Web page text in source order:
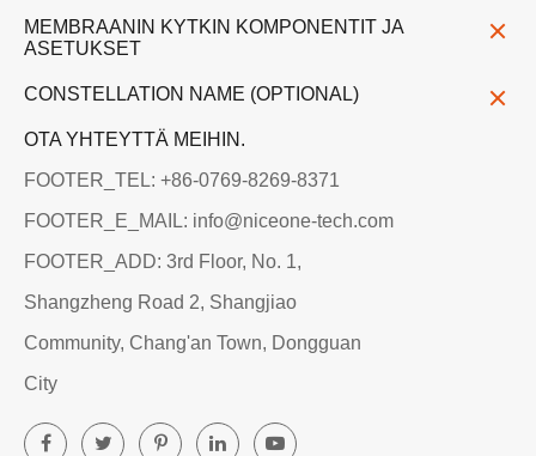
MEMBRAANIN KYTKIN KOMPONENTIT JA
ASETUKSET
CONSTELLATION NAME (OPTIONAL)
OTA YHTEYTTÄ MEIHIN.
FOOTER_TEL: +86-0769-8269-8371
FOOTER_E_MAIL: info@niceone-tech.com
FOOTER_ADD: 3rd Floor, No. 1,
Shangzheng Road 2, Shangjiao
Community, Chang'an Town, Dongguan
City